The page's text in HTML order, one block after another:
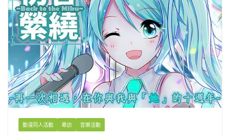
動漫同人活動 專訪 音樂活動